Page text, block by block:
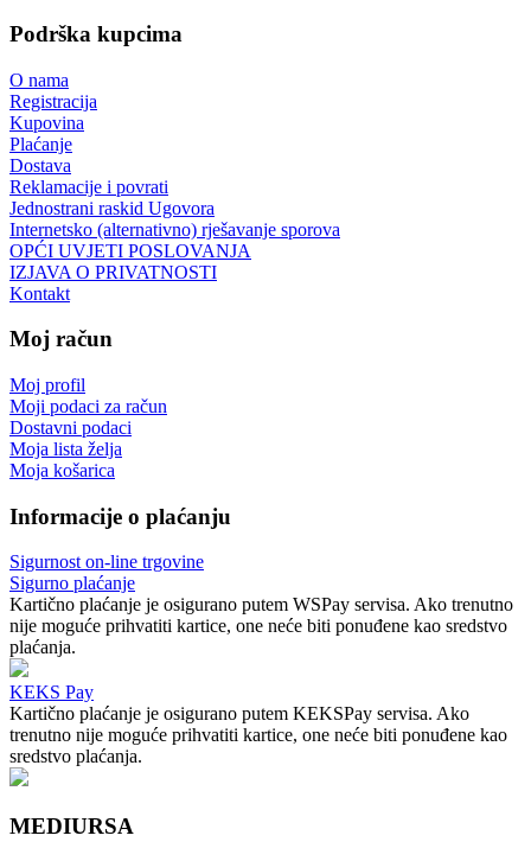
Podrška kupcima
O nama
Registracija
Kupovina
Plaćanje
Dostava
Reklamacije i povrati
Jednostrani raskid Ugovora
Internetsko (alternativno) rješavanje sporova
OPĆI UVJETI POSLOVANJA
IZJAVA O PRIVATNOSTI
Kontakt
Moj račun
Moj profil
Moji podaci za račun
Dostavni podaci
Moja lista želja
Moja košarica
Informacije o plaćanju
Sigurnost on-line trgovine
Sigurno plaćanje
Kartično plaćanje je osigurano putem WSPay servisa. Ako trenutno
nije moguće prihvatiti kartice, one neće biti ponuđene kao sredstvo
plaćanja.
KEKS Pay
Kartično plaćanje je osigurano putem KEKSPay servisa. Ako
trenutno nije moguće prihvatiti kartice, one neće biti ponuđene kao
sredstvo plaćanja.
MEDIURSA